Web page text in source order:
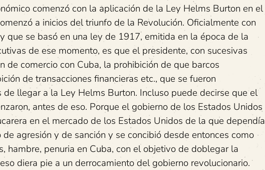
comenzó con la aplicación de la Ley Helms Burton en el
a inicios del triunfo de la Revolución. Oficialmente con
que se basó en una ley de 1917, emitida en la época de la
de ese momento, es que el presidente, con sucesivas
de comercio con Cuba, la prohibición de que barcos
de transacciones financieras etc., que se fueron
llegar a la Ley Helms Burton. Incluso puede decirse que el
antes de eso. Porque el gobierno de los Estados Unidos
en el mercado de los Estados Unidos de la que dependía
agresión y de sanción y se concibió desde entonces como
hambre, penuria en Cuba, con el objetivo de doblegar la
diera pie a un derrocamiento del gobierno revolucionario.